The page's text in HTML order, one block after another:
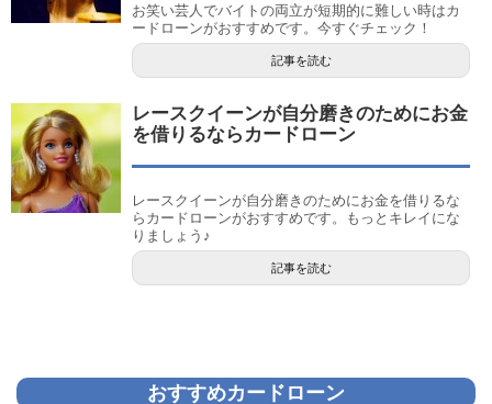
お笑い芸人でバイトの両立が短期的に難しい時はカ
ードローンがおすすめです。今すぐチェック！
記事を読む
レースクイーンが自分磨きのためにお金
を借りるならカードローン
レースクイーンが自分磨きのためにお金を借りるな
らカードローンがおすすめです。もっとキレイにな
りましょう♪
記事を読む
おすすめカードローン